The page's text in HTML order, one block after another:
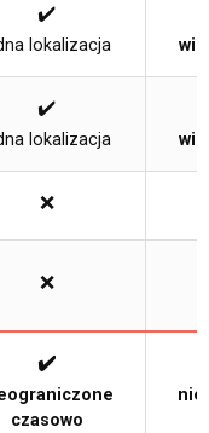
✔️
lokalizacja
✔️
lokalizacja
❌
❌
✔️
czasowo